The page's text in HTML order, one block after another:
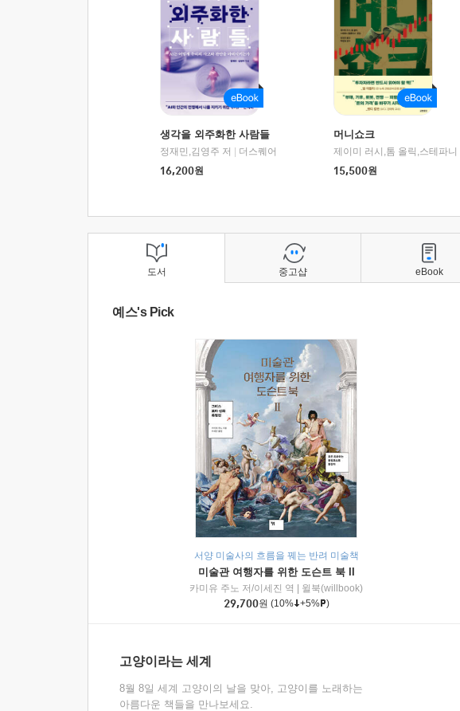
생각을 외주화한 사람들
정재민,김영주 저
더스퀘어
16,200원
머니쇼크
15,500원
도서
예스's Pick
서양 미술사의 흐름을 꿰는 반려 미술책
미술관 여행자를 위한 도슨트 북 II
카미유 주노 저/이세진 역
윌북(willbook)
29,700원 (10% +5% )
고양이라는 세계
8월 8일 세계 고양이의 날을 맞아, 고양이를 노래하는
아름다운 책들을 만나보세요.
중고샵 eBook